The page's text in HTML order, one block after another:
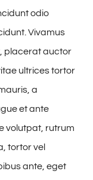
odio
Vivamus
placerat auctor
ultrices tortor
a
et ante
volutpat, rutrum
tortor vel
ante, eget